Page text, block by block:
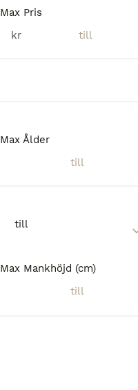
Max Pris
kr
Max Ålder
Max Mankhöjd (cm)